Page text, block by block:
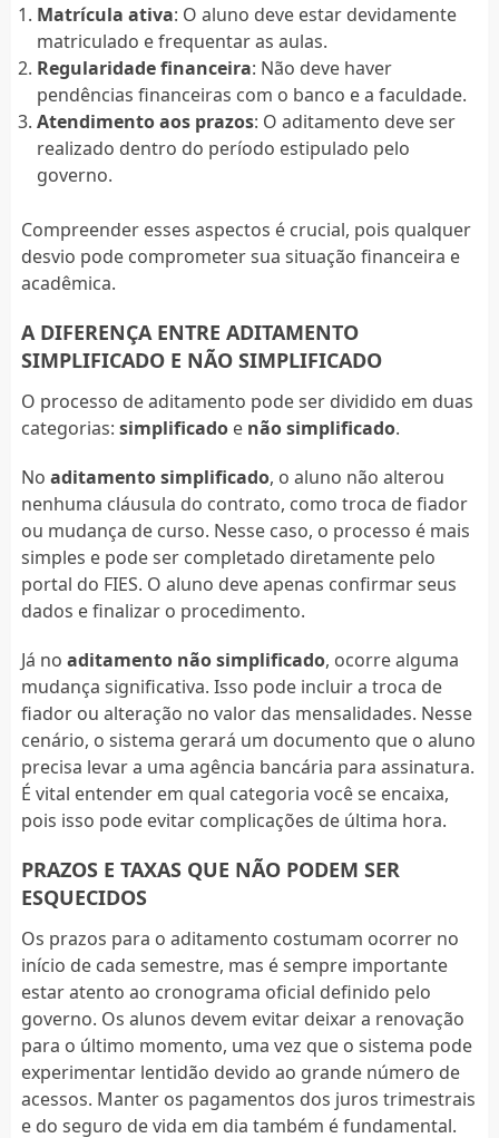
Matrícula ativa: O aluno deve estar devidamente
matriculado e frequentar as aulas.
Regularidade financeira: Não deve haver
pendências financeiras com o banco e a faculdade.
Atendimento aos prazos: O aditamento deve ser
realizado dentro do período estipulado pelo
governo.
Compreender esses aspectos é crucial, pois qualquer
desvio pode comprometer sua situação financeira e
acadêmica.
A DIFERENÇA ENTRE ADITAMENTO
SIMPLIFICADO E NÃO SIMPLIFICADO
O processo de aditamento pode ser dividido em duas
categorias: simplificadoe não simplificado.
No aditamento simplificado, o aluno não alterou
nenhuma cláusula do contrato, como troca de fiador
ou mudança de curso. Nesse caso, o processo é mais
simples e pode ser completado diretamente pelo
portal do FIES. O aluno deve apenas confirmar seus
dados e finalizar o procedimento.
Já no aditamento não simplificado, ocorre alguma
mudança significativa. Isso pode incluir a troca de
fiador ou alteração no valor das mensalidades. Nesse
cenário, o sistema gerará um documento que o aluno
precisa levar a uma agência bancária para assinatura.
É vital entender em qual categoria você se encaixa,
pois isso pode evitar complicações de última hora.
PRAZOS E TAXAS QUE NÃO PODEM SER
ESQUECIDOS
Os prazos para o aditamento costumam ocorrer no
início de cada semestre, mas é sempre importante
estar atento ao cronograma oficial definido pelo
governo. Os alunos devem evitar deixar a renovação
para o último momento, uma vez que o sistema pode
experimentar lentidão devido ao grande número de
acessos. Manter os pagamentos dos juros trimestrais
e do seguro de vida em dia também é fundamental.